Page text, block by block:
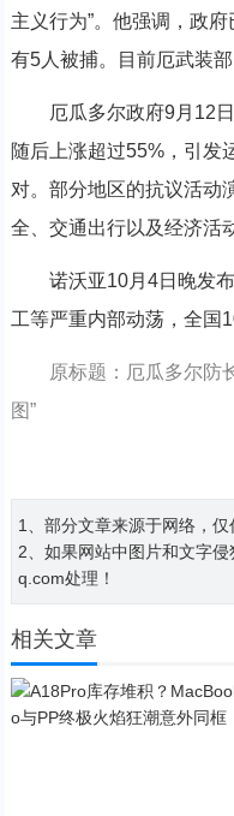
主义行为”。他强调，政
有5人被捕。目前厄武装
厄瓜多尔政府9月12日
随后上涨超过55%，引发
对。部分地区的抗议活动
全、交通出行以及经济活
诺沃亚10月4日晚发布
工等严重内部动荡，全国
原标题：厄瓜多尔防
图”
1、部分文章来源于网络，仅
2、如果网站中图片和文字
q.com处理！
相关文章